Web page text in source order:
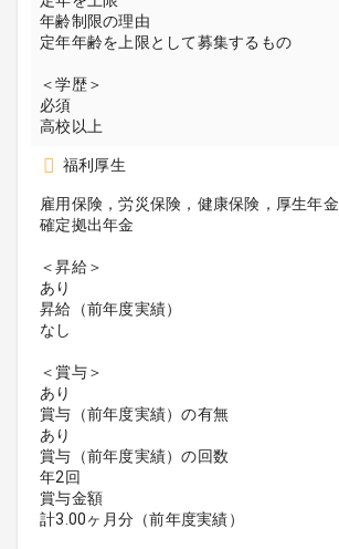
年齢制限の理由
定年年齢を上限として募集するもの
＜学歴＞
必須
高校以上
福利厚生
雇用保険，労災保険，健康保険，厚生年金
確定拠出年金
＜昇給＞
あり
昇給（前年度実績）
なし
＜賞与＞
あり
賞与（前年度実績）の有無
あり
賞与（前年度実績）の回数
年2回
賞与金額
計3.00ヶ月分（前年度実績）